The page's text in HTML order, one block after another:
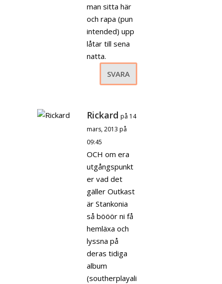
man sitta här
och rapa (pun
intended) upp
låtar till sena
natta.
SVARA
Rickard på 14
mars, 2013 på
09:45
OCH om era
utgångspunkt
er vad det
gäller Outkast
är Stankonia
så bööör ni få
hemläxa och
lyssna på
deras tidiga
album
(southerplayali